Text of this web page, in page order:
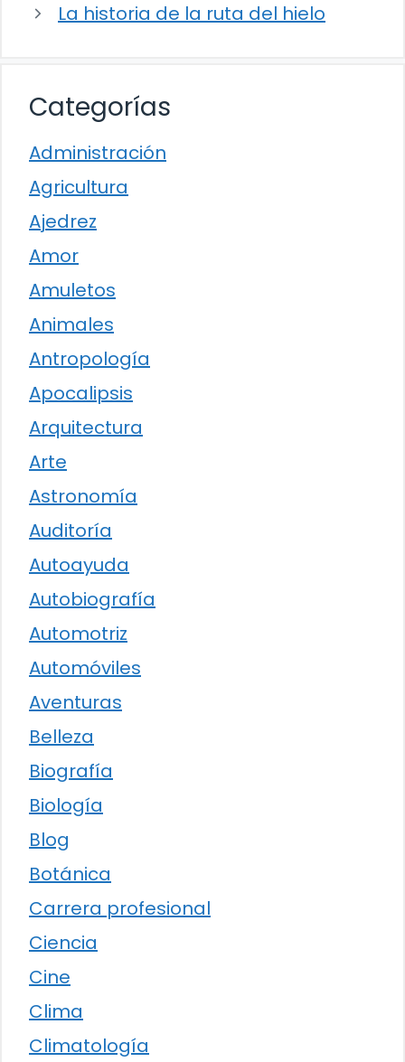
La historia de la ruta del hielo
Categorías
Administración
Agricultura
Ajedrez
Amor
Amuletos
Animales
Antropología
Apocalipsis
Arquitectura
Arte
Astronomía
Auditoría
Autoayuda
Autobiografía
Automotriz
Automóviles
Aventuras
Belleza
Biografía
Biología
Blog
Botánica
Carrera profesional
Ciencia
Cine
Clima
Climatología